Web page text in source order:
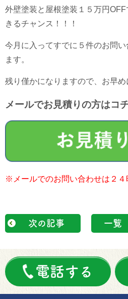
外壁塗装と屋根塗装１５万円
きるチャンス！！！
今月に入ってすでに５件のお問
ます。
残り僅かになりますので、お早め
メールでお見積りの方はコ
※メールでのお問い合わせは２４
次の記事 一覧
電話する